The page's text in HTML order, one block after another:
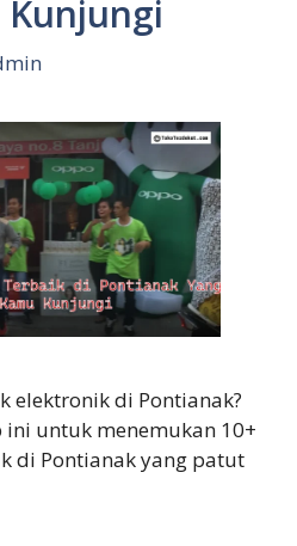
Kunjungi
elektronik di Pontianak?
untuk menemukan 10+
di Pontianak yang patut